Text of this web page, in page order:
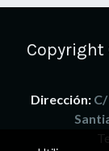
Copyright
Dirección: